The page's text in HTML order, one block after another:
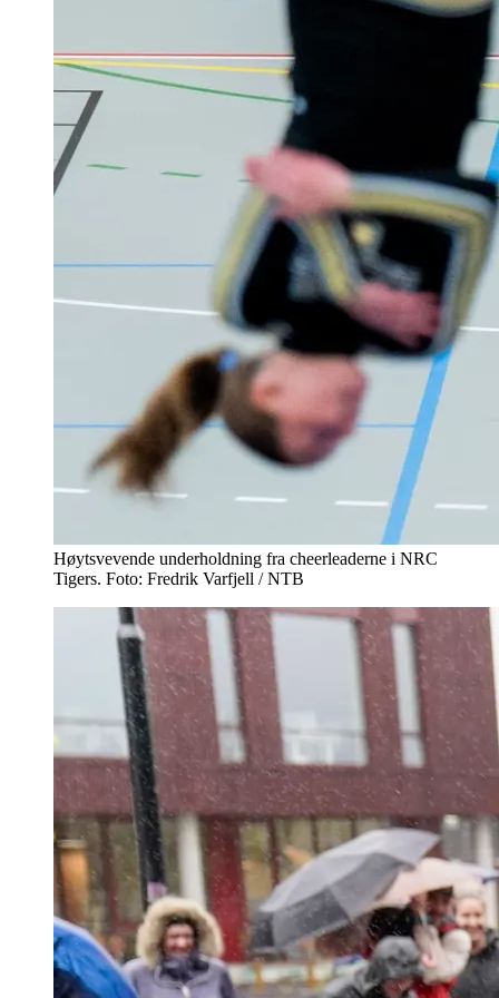
Høytsvevende underholdning fra cheerleaderne i NRC
Tigers. Foto: Fredrik Varfjell / NTB